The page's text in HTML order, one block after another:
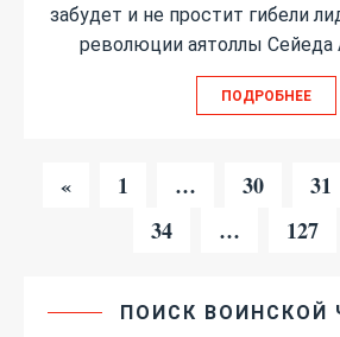
забудет и не простит гибели
революции аятоллы Сейеда
ПОДРОБНЕЕ
« 1 … 30 31
34
… 127
ПОИСК ВОИНСКОЙ